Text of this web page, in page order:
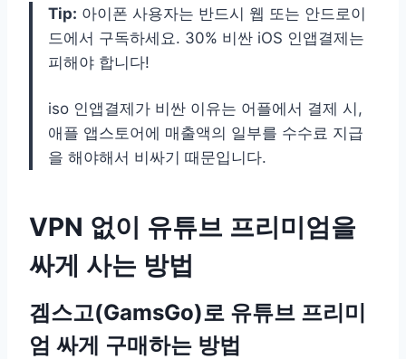
Tip: 아이폰 사용자는 반드시 웹 또는 안드로이
드에서 구독하세요. 30% 비싼 iOS 인앱결제는
피해야 합니다!
iso 인앱결제가 비싼 이유는 어플에서 결제 시,
애플 앱스토어에 매출액의 일부를 수수료 지급
을 해야해서 비싸기 때문입니다.
VPN 없이 유튜브 프리미엄을
싸게 사는 방법
겜스고(GamsGo)로 유튜브 프리미
엄 싸게 구매하는 방법